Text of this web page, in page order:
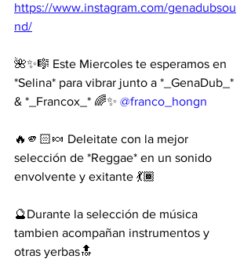
https://www.instagram.com/genadubsou
nd/
🌺✨🎼 Este Miercoles te esperamos en
*Selina* para vibrar junto a *_GenaDub_*
& *_Francox_* 🌈✨ @franco_hongn
🔥🫵🏻🍬 Deleitate con la mejor
selección de *Reggae* en un sonido
envolvente y exitante 💃🏾
🔮Durante la selección de música
tambien acompañan instrumentos y
otras yerbas🔝